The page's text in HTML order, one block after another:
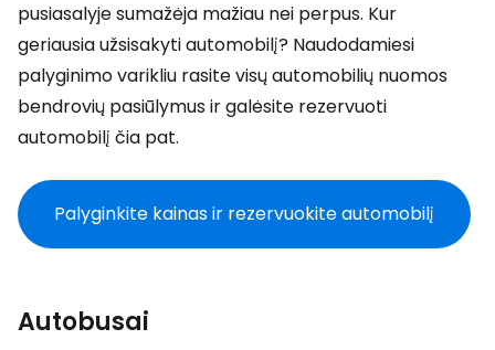
pusiasalyje sumažėja mažiau nei perpus. Kur
geriausia užsisakyti automobilį? Naudodamiesi
palyginimo varikliu rasite visų automobilių nuomos
bendrovių pasiūlymus ir galėsite rezervuoti
automobilį čia pat.
Palyginkite kainas ir rezervuokite automobilį
Autobusai